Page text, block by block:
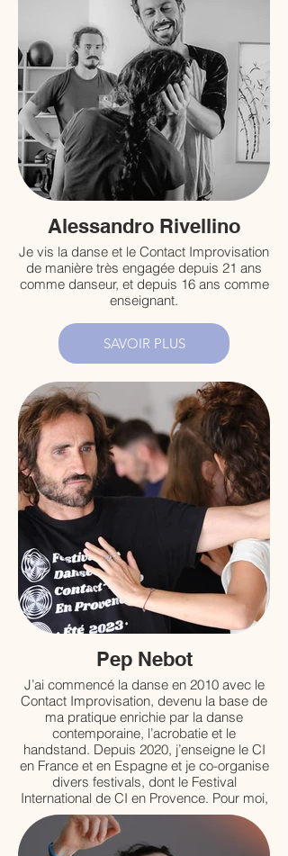
Alessandro Rivellino
Je vis la danse et le Contact Improvisation
de manière très engagée depuis 21 ans
comme danseur, et depuis 16 ans comme
enseignant.
SAVOIR PLUS
Pep Nebot
J’ai commencé la danse en 2010 avec le
Contact Improvisation, devenu la base de
ma pratique enrichie par la danse
contemporaine, l’acrobatie et le
handstand. Depuis 2020, j’enseigne le CI
en France et en Espagne et je co-organise
divers festivals, dont le Festival
International de CI en Provence. Pour moi,
la danse est une recherche vivante : un art
du corps, de la présence et de la
rencontre.